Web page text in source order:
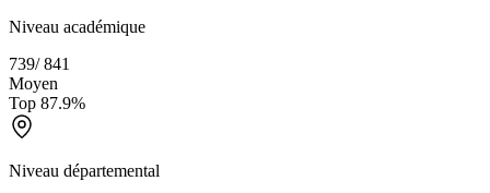
Niveau académique
739/841
Moyen
Top 87.9%
Niveau départemental